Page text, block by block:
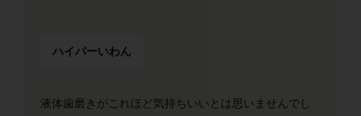
ハイパーいわん
液体歯磨きがこれほど気持ちいいとは思いませんでし